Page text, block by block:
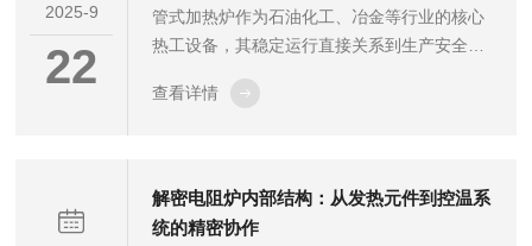
器、光电接收器、样品支架、加热炉体及温控
模块是否完好，重点确认光学窗口清洁无划
2025-9
22
管式加热炉作为石油化工、冶金等行业的核心
热工设备，其稳定运行直接关系到生产安全和
生命周期的系统化保障体系，重点从科学安
严格遵循工艺设计参数，基础承重平台必须满
足设备满负荷运行时的动载荷要求，水平度误
查看详情
解密电阻炉内部结构：从发热元件到控温系
统的精密协作